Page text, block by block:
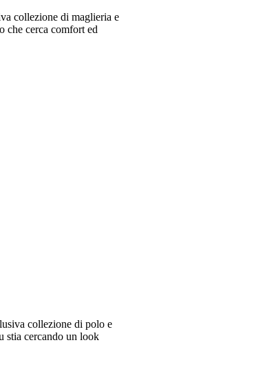
collezione di maglieria e
che cerca comfort ed
collezione di polo e
stia cercando un look